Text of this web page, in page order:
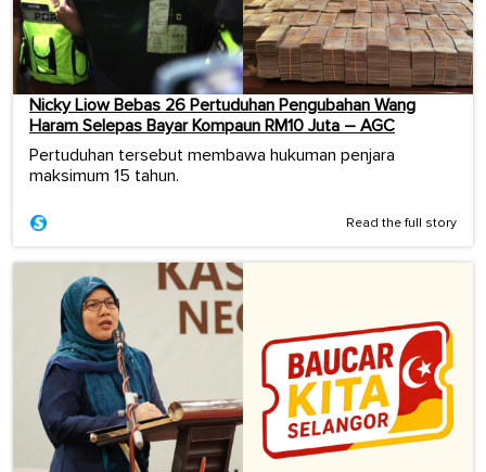
Nicky Liow Bebas 26 Pertuduhan Pengubahan Wang
Haram Selepas Bayar Kompaun RM10 Juta – AGC
Pertuduhan tersebut membawa hukuman penjara
maksimum 15 tahun.
Read the full story